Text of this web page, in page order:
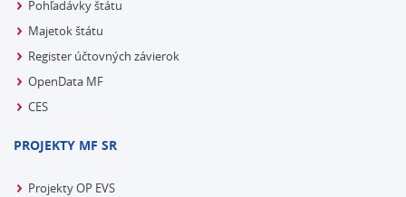
Pohľadávky štátu
Majetok štátu
Register účtovných závierok
OpenData MF
CES
PROJEKTY MF SR
Projekty OP EVS